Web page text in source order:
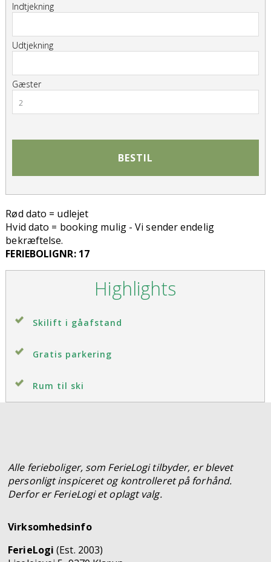
Indtjekning
Udtjekning
Gæster
2
BESTIL
Rød dato = udlejet
Hvid dato = booking mulig - Vi sender endelig
bekræftelse.
FERIEBOLIGNR: 17
Highlights
Skilift i gåafstand
Gratis parkering
Rum til ski
Alle ferieboliger, som FerieLogi tilbyder, er blevet
personligt inspiceret og kontrolleret på forhånd.
Derfor er FerieLogi et oplagt valg.
Virksomhedsinfo
FerieLogi(Est. 2003)